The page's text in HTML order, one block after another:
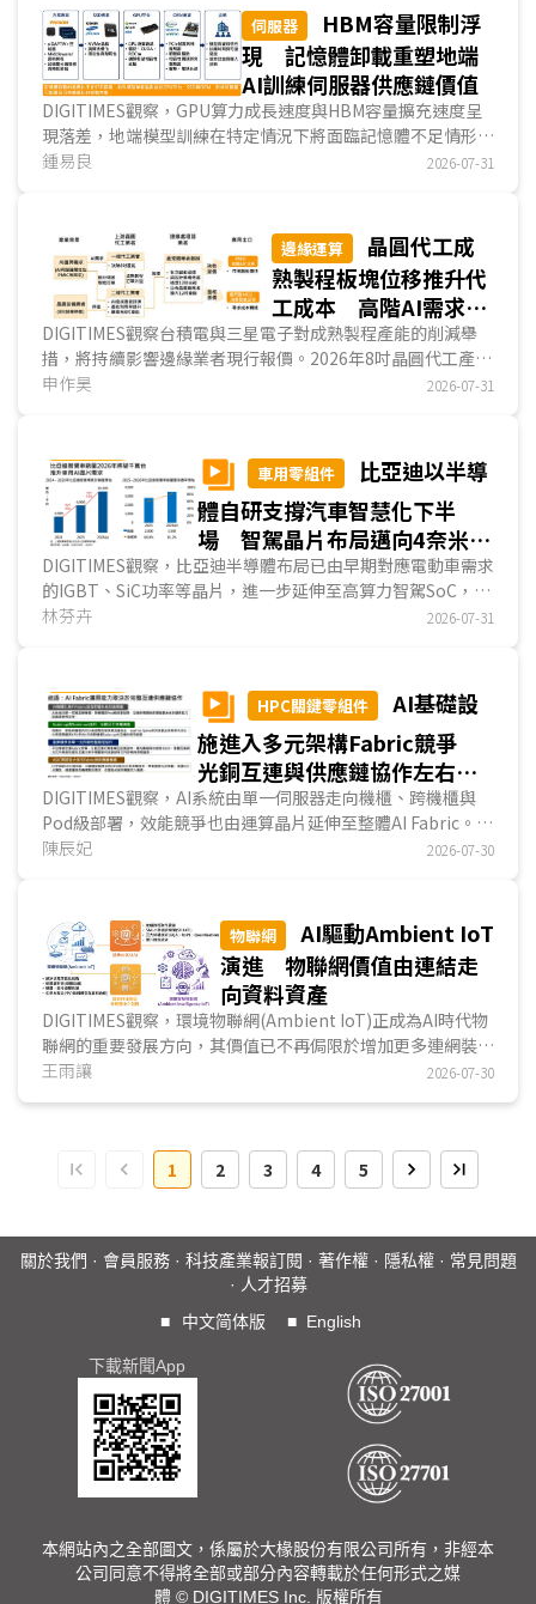
本同步攀升，促使手機品牌調漲整機售價，終端需求因此持續
承壓下，AP出貨量估較2025年同期衰退13.0%。...
伺服器
HBM容量限制浮
現 記憶體卸載重塑地端
AI訓練伺服器供應鏈價值
DIGITIMES觀察，GPU算力成長速度與HBM容量擴充速度呈
現落差，地端模型訓練在特定情況下將面臨記憶體不足情形。
透過軟體資源池化或卸載記憶體等方法，可在不大幅增...
鍾易良 2026-07-31
邊緣運算
晶圓代工成
熟製程板塊位移推升代
工成本 高階AI需求與
產能擴張成本持續造成
MCU業者K型分化漲價
DIGITIMES觀察台積電與三星電子對成熟製程產能的削減舉
措，將持續影響邊緣業者現行報價。2026年8吋晶圓代工產能
減少，加上特定AI產品需求爆發，推升邊緣處理器晶圓代工報
漲，而是呈現高階產品強勢溢價、低階通用型微幅轉嫁的K型
漲價趨勢。...
申作昊 2026-07-31
車用零組件
比亞迪以半導
體自研支撐汽車智慧化下半
場 智駕晶片布局邁向4奈米
SoC
DIGITIMES觀察，比亞迪半導體布局已由早期對應電動車需求
的IGBT、SiC功率等晶片，進一步延伸至高算力智駕SoC，亦
反映其汽車事業正由電動化上半場走向智慧化下半場。比亞迪
能力；隨璇璣A3進入車規級4奈米規模化量產，其晶片布局由
功率控制走向智駕核心運算，未來亦具延伸至人形機器人等
Physical AI應用的潛力。...
林芬卉 2026-07-31
HPC關鍵零組件
AI基礎設
施進入多元架構Fabric競爭
光銅互連與供應鏈協作左右系
統效能
DIGITIMES觀察，AI系統由單一伺服器走向機櫃、跨機櫃與
Pod級部署，效能競爭也由運算晶片延伸至整體AI Fabric。
Scale-up負責節點與機櫃內高速互連，Scale-out則透過
離銅互連、交換器主幹光互連的分工。隨CSP自研ASIC興起，
AI Fabric將走向多架構與客製化，進一步放大高速I/O、光通
訊與台系業者在實體互連供應鏈的切入機會。...
陳辰妃 2026-07-30
物聯網
AI驅動Ambient IoT
演進 物聯網價值由連結走
向資料資產
DIGITIMES觀察，環境物聯網(Ambient IoT)正成為AI時代物
聯網的重要發展方向，其價值已不再侷限於增加更多連網裝
置，而是重新定義企業建立、治理及運用資料資產的方式。隨
力，使物聯網由設備連結逐步走向環境感知，並進一步支撐AI
分析、自動化決策及智慧服務發展，成為企業推動數位轉型的
王雨讓 2026-07-30
1 2 3 4 5
關於我們 · 會員服務· 科技產業報訂閱 · 著作權· 隱私權· 常見問題
· 人才招募
■
中文简体版 ■ English
下載新聞App
本網站內之全部圖文，係屬於大椽股份有限公司所有，非經本
公司同意不得將全部或部分內容轉載於任何形式之媒
體 © DIGITIMES Inc. 版權所有